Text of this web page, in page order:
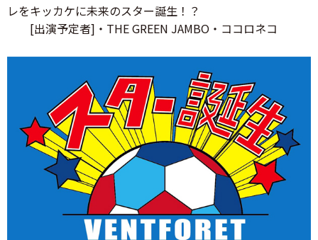
レをキッカケに未来のスター誕生！？
[出演予定者]・THE GREEN JAMBO・ココロネコ